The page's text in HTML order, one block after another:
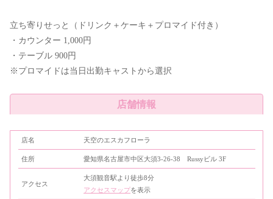
立ち寄りせっと（ドリンク＋ケーキ＋プロマイド付き）
・カウンター 1,000円
・テーブル 900円
※プロマイドは当日出勤キャストから選択
店舗情報
店名 天空のエスカフローラ
住所 愛知県名古屋市中区大須3-26-38 Russyビル 3F
アクセス
大須観音駅より徒歩8分
アクセスマップを表示